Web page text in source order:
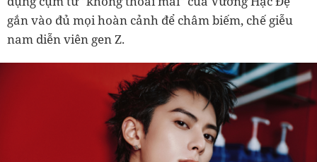
gắn vào đủ mọi hoàn cảnh để châm biếm, chế giễu
nam diễn viên gen Z.